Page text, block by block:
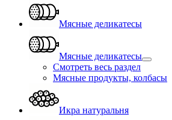
Мясные деликатесы
Мясные деликатесы
Смотреть весь раздел
Мясные продукты, колбасы
Икра натуральня